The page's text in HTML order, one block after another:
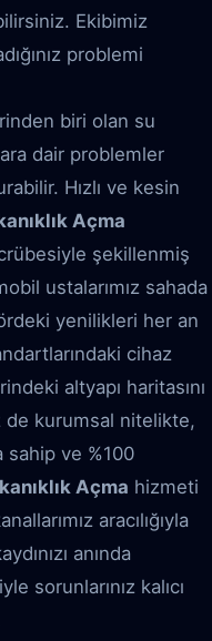
Ekibimiz
problemi
biri olan su
dair problemler
Hızlı ve kesin
Açma
şekillenmiş
ustalarımız sahada
yenilikleri her an
cihaz
altyapı haritasını
kurumsal nitelikte,
sahip ve %100
Açma hizmeti
aracılığıyla
anında
sorunlarınız kalıcı